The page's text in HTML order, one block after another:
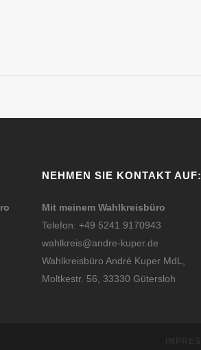
NEHMEN SIE KONTAKT AUF:
Mit meinem Wahlkreisbüro
Telefon: +49 5241 9170943
wahlkreis@andre-kuper.de
Wahlkreisbüro André Kuper MdL,
Moltkestr. 56, 33330 Gütersloh